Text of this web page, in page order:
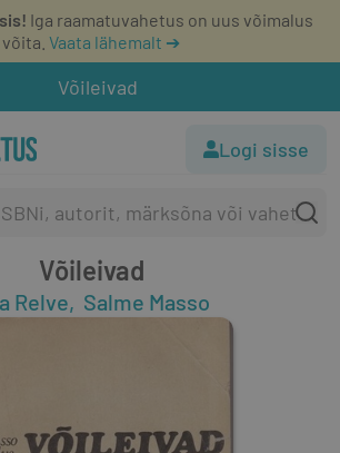
Iga raamatuvahetus on uus võimalus
võita. Vaata lähemalt ➔
Võileivad
Logi sisse
Võileivad
Relve Salme Masso